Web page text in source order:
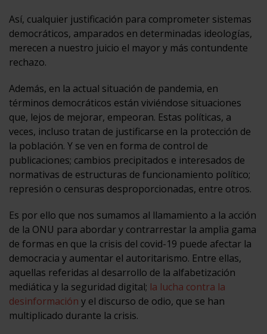
Así, cualquier justificación para comprometer sistemas
democráticos, amparados en determinadas ideologías,
merecen a nuestro juicio el mayor y más contundente
rechazo.
Además, en la actual situación de pandemia, en
términos democráticos están viviéndose situaciones
que, lejos de mejorar, empeoran. Estas políticas, a
veces, incluso tratan de justificarse en la protección de
la población. Y se ven en forma de control de
publicaciones; cambios precipitados e interesados de
normativas de estructuras de funcionamiento político;
represión o censuras desproporcionadas, entre otros.
Es por ello que nos sumamos al llamamiento a la acción
de la ONU para abordar y contrarrestar la amplia gama
de formas en que la crisis del covid-19 puede afectar la
democracia y aumentar el autoritarismo. Entre ellas,
aquellas referidas al desarrollo de la alfabetización
mediática y la seguridad digital; la lucha contra la
desinformación y el discurso de odio, que se han
multiplicado durante la crisis.